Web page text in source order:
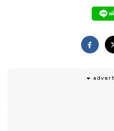
นอกจากนี้หากต้องการทานดิ
ในซุ้มที่จัดแบบเป็นส่วนตัว คุ
บาท (ซุ้มดินเนอร์มีจำนวนจำ
งวันที่ 13 กุมภาพันธ์ และสาม
มง ก่อนวันเข้าพัก สอบถามข้
กรุณาติดต่อ โทร. 075 607
t.com